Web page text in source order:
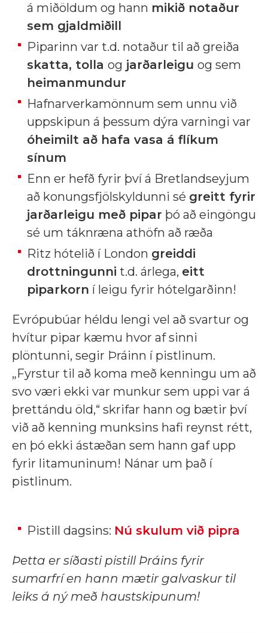
á miðöldum og hann mikið notaður
sem gjaldmiðill
Piparinn var t.d. notaður til að greiða
skatta, tolla og jarðarleigu og sem
heimanmundur
Hafnarverkamönnum sem unnu við
uppskipun á þessum dýra varningi var
óheimilt að hafa vasa á flíkum
sínum
Enn er hefð fyrir því á Bretlandseyjum
að konungsfjölskyldunni sé greitt fyrir
jarðarleigu með pipar þó að eingöngu
sé um táknræna athöfn að ræða
Ritz hótelið í London greiddi
drottningunni t.d. árlega, eitt
piparkorn í leigu fyrir hótelgarðinn!
Evrópubúar héldu lengi vel að svartur og
hvítur pipar kæmu hvor af sinni
plöntunni, segir Þráinn í pistlinum.
„Fyrstur til að koma með kenningu um að
svo væri ekki var munkur sem uppi var á
þrettándu öld,“ skrifar hann og bætir því
við að kenning munksins hafi reynst rétt,
en þó ekki ástæðan sem hann gaf upp
fyrir litamuninum! Nánar um það í
pistlinum.
Pistill dagsins: Nú skulum við pipra
Þetta er síðasti pistill Þráins fyrir
sumarfrí en hann mætir galvaskur til
leiks á ný með haustskipunum!